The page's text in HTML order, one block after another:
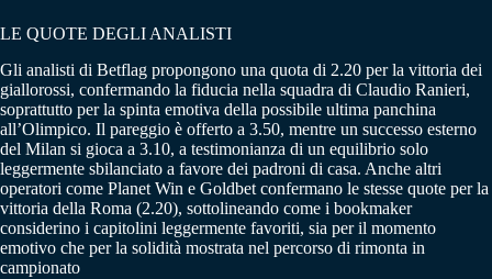
LE QUOTE DEGLI ANALISTI
Gli analisti di Betflag propongono una quota di 2.20 per la vittoria dei
giallorossi, confermando la fiducia nella squadra di Claudio Ranieri,
soprattutto per la spinta emotiva della possibile ultima panchina
all’Olimpico. Il pareggio è offerto a 3.50, mentre un successo esterno
del Milan si gioca a 3.10, a testimonianza di un equilibrio solo
leggermente sbilanciato a favore dei padroni di casa. Anche altri
operatori come Planet Win e Goldbet confermano le stesse quote per la
vittoria della Roma (2.20), sottolineando come i bookmaker
considerino i capitolini leggermente favoriti, sia per il momento
emotivo che per la solidità mostrata nel percorso di rimonta in
campionato